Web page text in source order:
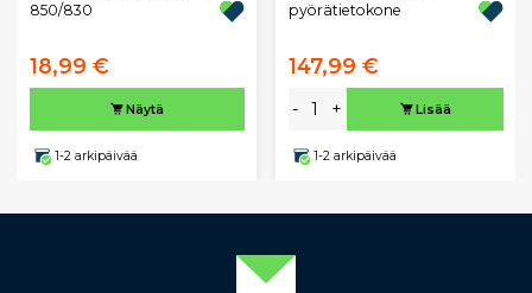
850/830
18,99 €
Näytä
1-2 arkipäivää
pyörätietokone
147,99 €
- + Lisää
1-2 arkipäivää